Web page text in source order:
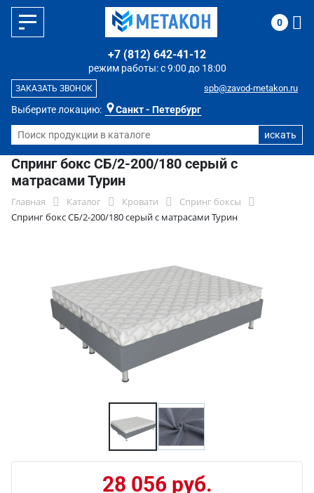
Выберите локацию: Санкт - Петербург
режим работы: с 9:00 до 18:00
+7 (812) 642-41-12
spb@zavod-metakon.ru
ЗАКАЗАТЬ ЗВОНОК
0
Спринг бокс СБ/2-200/180 серый с
матрасами Турин
Главная Каталог Кровати
Спринг боксы
Спринг бокс СБ/2-200/180 серый с матрасами Турин
28 056 руб.